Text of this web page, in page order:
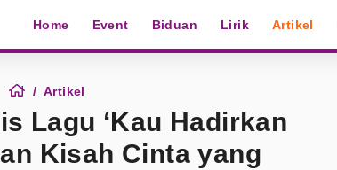
Home Event Biduan Lirik Artikel
Artikel
Lagu ‘Kau Hadirkan
Kisah Cinta yang